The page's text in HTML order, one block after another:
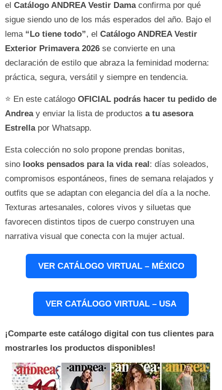
el Catálogo ANDREA Vestir Damaconfirma por qué
sigue siendo uno de los más esperados del año. Bajo el
lema “Lo tiene todo”, el Catálogo ANDREA Vestir
Exterior Primavera 2026 se convierte en una
declaración de estilo que abraza la feminidad moderna:
práctica, segura, versátil y siempre en tendencia.
⭐ En este catálogo OFICIAL podrás hacer tu pedido de
Andrea y enviar la lista de productos a tu asesora
Estrella por Whatsapp.
Esta colección no solo propone prendas bonitas,
sino looks pensados para la vida real: días soleados,
compromisos espontáneos, fines de semana relajados y
outfits que se adaptan con elegancia del día a la noche.
Texturas artesanales, colores vivos y siluetas que
favorecen distintos tipos de cuerpo construyen una
narrativa visual que conecta con la mujer actual.
VER CATÁLOGO VIRTUAL – MÉXICO
VER CATÁLOGO VIRTUAL – USA
¡Comparte este catálogo digital con tus clientes para
mostrarles los productos disponibles!